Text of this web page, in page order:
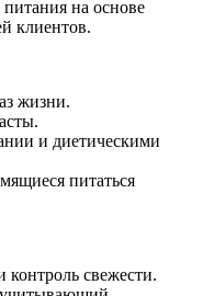
на основе
клиентов.
жизни.
и диетическими
питаться
контроль свежести.